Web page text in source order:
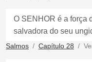
O SENHOR é a força
salvadora do seu
Salmos Capítulo 28